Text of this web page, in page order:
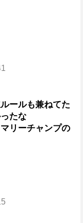
ールも兼ねてた
たな
リーチャンプの